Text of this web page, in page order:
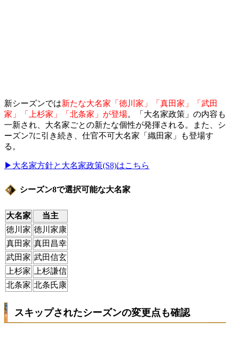
新シーズンでは新たな大名家「徳川家」「真田家」「武田
家」「上杉家」「北条家」が登場。「大名家政策」の内容も
一新され、大名家ごとの新たな個性が発揮される。また、シ
ーズン7に引き続き、仕官不可大名家「織田家」も登場す
る。
▶大名家方針と大名家政策(S8)はこちら
シーズン8で選択可能な大名家
大名家
当主
徳川家 徳川家康
真田家 真田昌幸
武田家 武田信玄
上杉家
上杉謙信
北条家 北条氏康
スキップされたシーズンの変更点も確認